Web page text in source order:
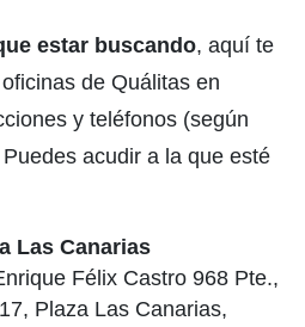
estar buscando, aquí te
de Quálitas en
y teléfonos (según
acudir a la que esté
Las Canarias
Félix Castro 968 Pte.,
Plaza Las Canarias,